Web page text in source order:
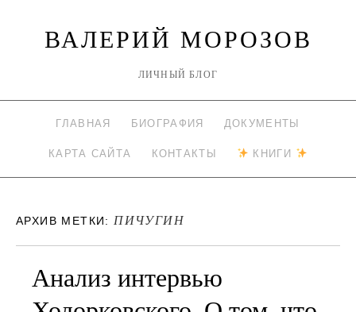
ВАЛЕРИЙ МОРОЗОВ
ЛИЧНЫЙ БЛОГ
ГЛАВНАЯ БИОГРАФИЯ ДОКУМЕНТЫ
КАРТА САЙТА КОНТАКТЫ КНИГИ
АРХИВ МЕТКИ: ПИЧУГИН
Анализ интервью